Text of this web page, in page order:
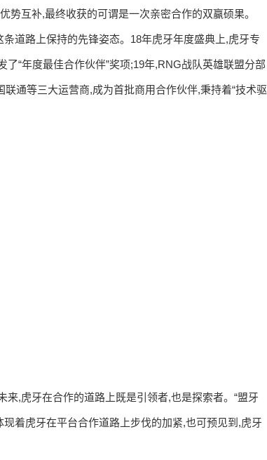
互补,最终收获的可谓是一次亲密合作的双赢硕果。
道路上保持的先锋姿态。18年虎牙年度盛典上,虎牙专
“年度最佳合作伙伴”奖项;19年,RNG战队英雄联盟分部
通等三大运营商,成为首批商用合作伙伴,秉持着“技术驱
,虎牙在合作的道路上既是引领者,也是探索者。“盟牙
着虎牙在平台合作道路上步伐的加紧,也可预见到,虎牙